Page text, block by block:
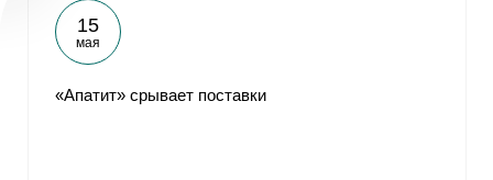
15
мая
«Апатит» срывает поставки